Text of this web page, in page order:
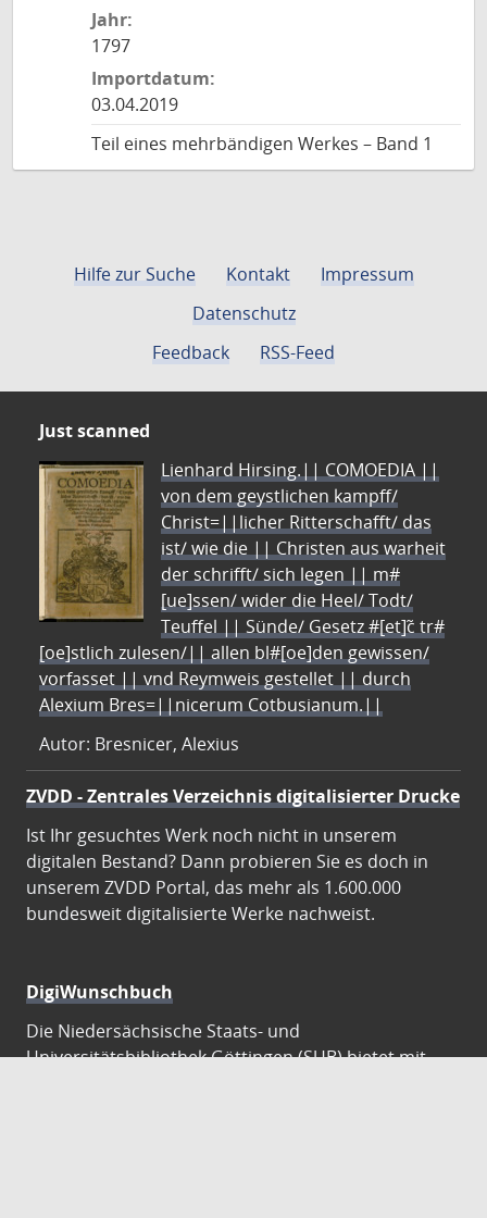
Jahr:
1797
Importdatum:
03.04.2019
Teil eines mehrbändigen Werkes – Band 1
Hilfe zur Suche Kontakt
Impressum
Datenschutz
Feedback
RSS-Feed
Just scanned
Lienhard Hirsing.|| COMOEDIA ||
von dem geystlichen kampff/
Christ=||licher Ritterschafft/ das
ist/ wie die || Christen aus warheit
der schrifft/ sich legen || m#
[ue]ssen/ wider die Heel/ Todt/
Teuffel || Sünde/ Gesetz #[et]c̃ tr#
[oe]stlich zulesen/|| allen bl#[oe]den gewissen/
vorfasset || vnd Reymweis gestellet || durch
Alexium Bres=||nicerum Cotbusianum.||
Autor: Bresnicer, Alexius
ZVDD - Zentrales Verzeichnis digitalisierter Drucke
Ist Ihr gesuchtes Werk noch nicht in unserem
digitalen Bestand? Dann probieren Sie es doch in
unserem ZVDD Portal, das mehr als 1.600.000
bundesweit digitalisierte Werke nachweist.
DigiWunschbuch
Die Niedersächsische Staats- und
Universitätsbibliothek Göttingen (SUB) bietet mit